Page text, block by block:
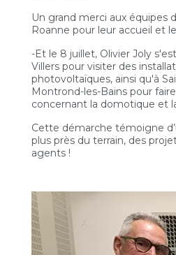
Un grand merci aux équipes
Roanne pour leur accueil et
-Et le 8 juillet, Olivier Joly
Villers pour visiter des
photovoltaïques, ainsi qu'à
Montrond-les-Bains pour
concernant la domotique et
Cette démarche témoigne
plus près du terrain, des
agents !